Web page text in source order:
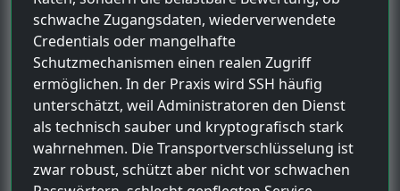
schwache Zugangsdaten, wiederverwendete
Credentials oder mangelhafte
Schutzmechanismen einen realen Zugriff
ermöglichen. In der Praxis wird SSH häufig
unterschätzt, weil Administratoren den Dienst
als technisch sauber und kryptografisch stark
wahrnehmen. Die Transportverschlüsselung ist
zwar robust, schützt aber nicht vor schwachen